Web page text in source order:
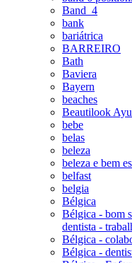
Band_4
bank
bariátrica
BARREIRO
Bath
Baviera
Bayern
beaches
Beautilook
bebe
belas
beleza
beleza e bem
belfast
belgia
Bélgica
Bélgica - bom
dentista -
Bélgica -
Bélgica -